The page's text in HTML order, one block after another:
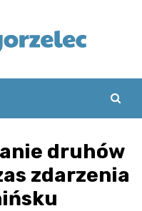
druhów
zdarzenia